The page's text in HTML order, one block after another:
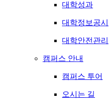
대학성과
대학정보공시
대학안전관리
캠퍼스 안내
캠퍼스 투어
오시는 길